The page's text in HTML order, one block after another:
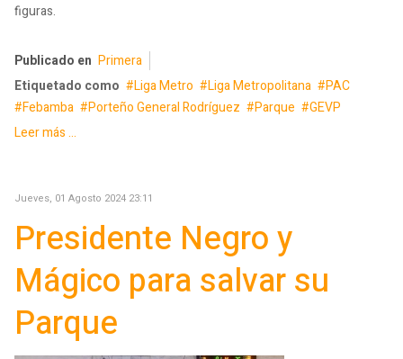
figuras.
Publicado en Primera
Etiquetado como
Liga Metro Liga Metropolitana
PAC
Febamba
Porteño General Rodríguez Parque
GEVP
Leer más ...
Jueves, 01 Agosto 2024 23:11
Presidente Negro y
Mágico para salvar su
Parque